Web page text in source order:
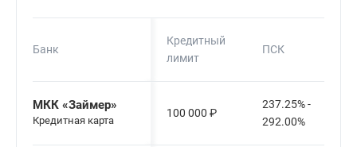
Банк
Кредитный
лимит
ПСК
МКК «Займер»
Кредитная карта
100 000 ₽
237.25% -
292.00%